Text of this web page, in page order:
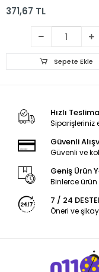
371,67 TL
Sepete Ekle
Hızlı
Siparişleriniz
Güvenli
Güvenli ve
Geniş Ürün
Binlerce
7 / 24
Öneri ve